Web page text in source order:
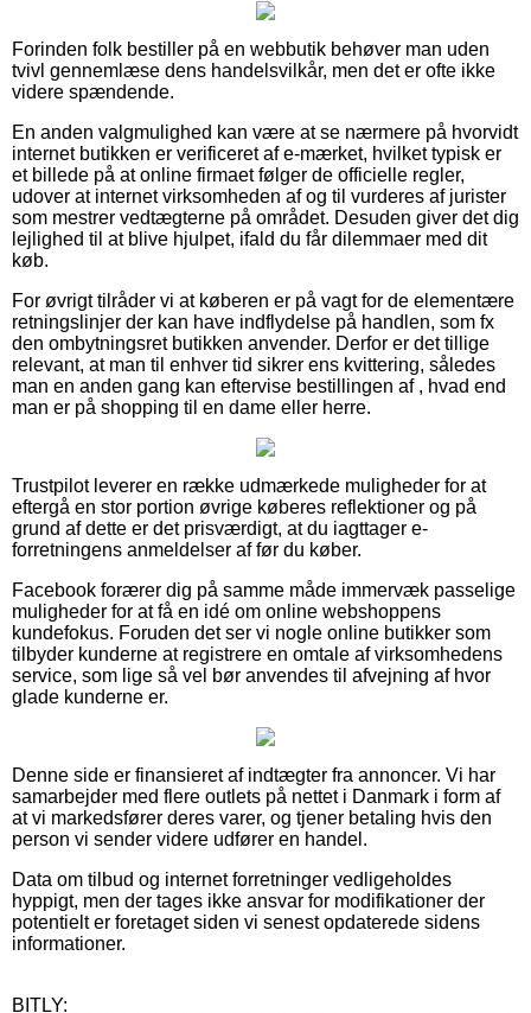
Forinden folk bestiller på en webbutik behøver man uden
tvivl gennemlæse dens handelsvilkår, men det er ofte ikke
videre spændende.
En anden valgmulighed kan være at se nærmere på hvorvidt
internet butikken er verificeret af e-mærket, hvilket typisk er
et billede på at online firmaet følger de officielle regler,
udover at internet virksomheden af og til vurderes af jurister
som mestrer vedtægterne på området. Desuden giver det dig
lejlighed til at blive hjulpet, ifald du får dilemmaer med dit
køb.
For øvrigt tilråder vi at køberen er på vagt for de elementære
retningslinjer der kan have indflydelse på handlen, som fx
den ombytningsret butikken anvender. Derfor er det tillige
relevant, at man til enhver tid sikrer ens kvittering, således
man en anden gang kan eftervise bestillingen af , hvad end
man er på shopping til en dame eller herre.
Trustpilot leverer en række udmærkede muligheder for at
eftergå en stor portion øvrige køberes reflektioner og på
grund af dette er det prisværdigt, at du iagttager e-
forretningens anmeldelser af før du køber.
Facebook forærer dig på samme måde immervæk passelige
muligheder for at få en idé om online webshoppens
kundefokus. Foruden det ser vi nogle online butikker som
tilbyder kunderne at registrere en omtale af virksomhedens
service, som lige så vel bør anvendes til afvejning af hvor
glade kunderne er.
Denne side er finansieret af indtægter fra annoncer. Vi har
samarbejder med flere outlets på nettet i Danmark i form af
at vi markedsfører deres varer, og tjener betaling hvis den
person vi sender videre udfører en handel.
Data om tilbud og internet forretninger vedligeholdes
hyppigt, men der tages ikke ansvar for modifikationer der
potentielt er foretaget siden vi senest opdaterede sidens
informationer.
BITLY: